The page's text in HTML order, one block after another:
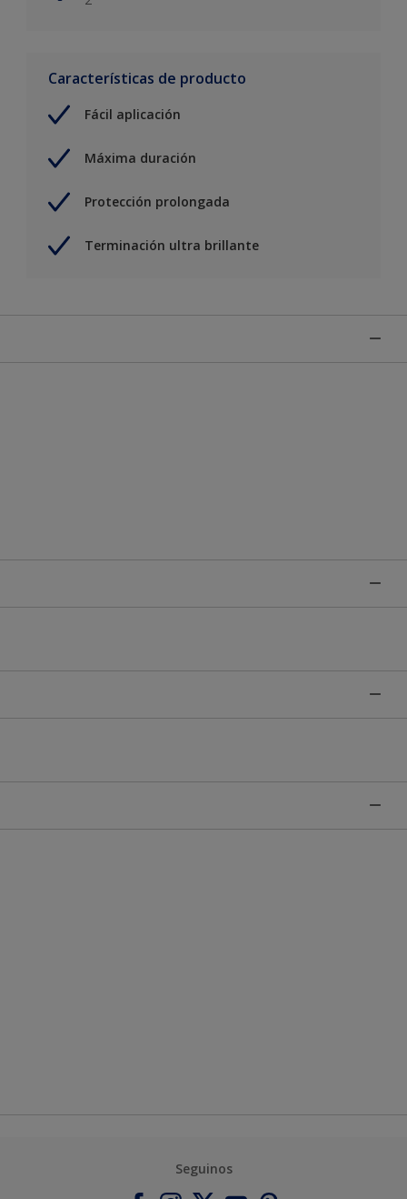
Características de producto
Fácil aplicación
Máxima duración
Protección prolongada
Terminación ultra brillante
Seguinos